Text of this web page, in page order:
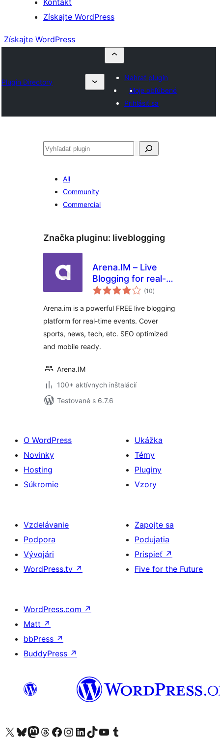
Kontakt
Získajte WordPress
Získajte WordPress
Plugin Directory
Nahrať plugin
Moje obľúbené
Prihlásiť sa
Hľadať
All
Community
Commercial
Značka pluginu: liveblogging
Arena.IM – Live
Blogging for real-
time events (10celkové
hodnotenie
)
Arena.im is a powerful FREE live blogging
platform for real-time events. Cover
sports, news, tech, etc. SEO optimized
and mobile ready.
Arena.IM
100+ aktívnych inštalácií
Testované s 6.7.6
O WordPress
Novinky
Hosting
Súkromie
Ukážka
Témy
Pluginy
Vzory
Vzdelávanie
Podpora
Vývojári
WordPress.tv ↗
Zapojte sa
Podujatia
Prispieť ↗
Five for the Future
WordPress.com ↗
Matt ↗
bbPress ↗
BuddyPress ↗
Navštívte náš účet na X (predtým Twitter)
Navštívte náš účet na platforme Bluesky
Navštívte náš účet na Mastodone
Navštívte náš účet na platforme Threads
Navštívte našu stránku na Facebooku
Navštívte náš účet Instagram
Navštívte náš účet LinkedIn
Navštívte náš účet na platforme TikTok
Navštívte náš kanál YouTube
Navštívte náš účet na platforme Tumblr